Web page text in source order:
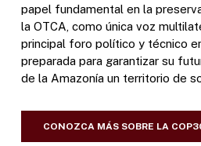
papel fundamental en la
la OTCA, como única voz
principal foro político y técnico
preparada para garantizar su
de la Amazonía un territorio de
CONOZCA MÁS SOBRE LA